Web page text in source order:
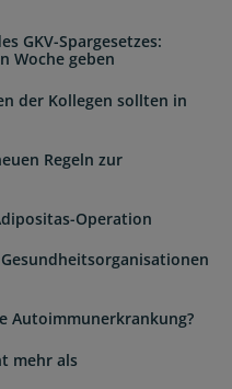
GKV-Spargesetzes:
Woche geben
der Kollegen sollten in
Regeln zur
Operation
Autoimmunerkrankung?
mehr als